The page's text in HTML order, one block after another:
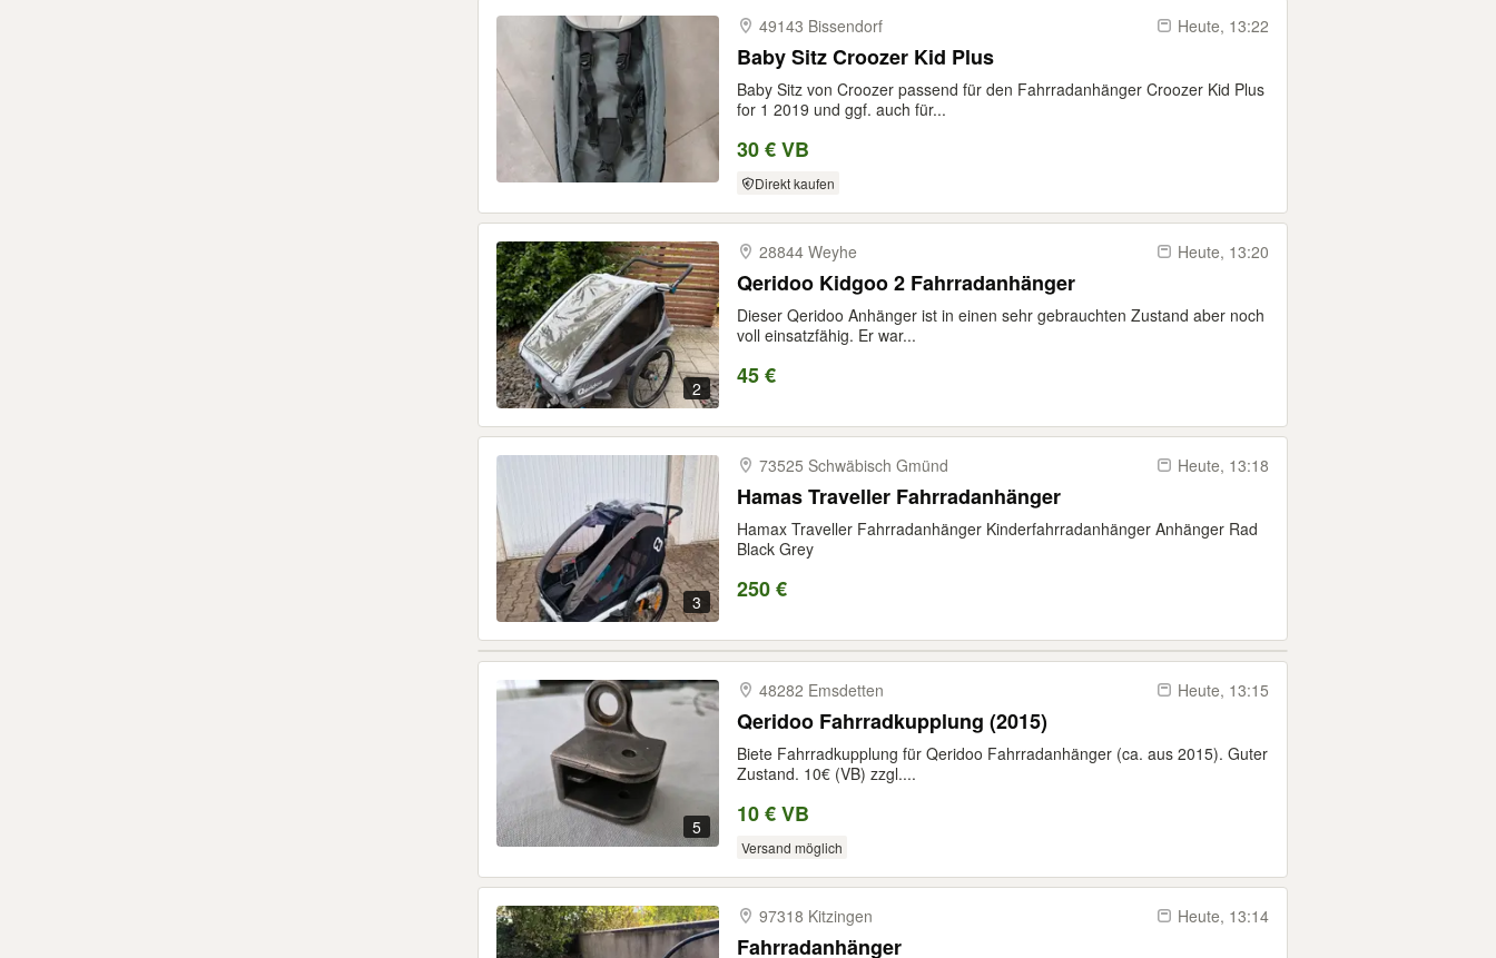
49143 Bissendorf Heute, 13:22
Baby Sitz Croozer Kid Plus
Baby Sitz von Croozer passend für den Fahrradanhänger Croozer Kid Plus
for 1 2019 und ggf. auch für...
30 € VB
Direkt kaufen
2
28844 Weyhe Heute, 13:20
Qeridoo Kidgoo 2 Fahrradanhänger
Dieser Qeridoo Anhänger ist in einen sehr gebrauchten Zustand aber noch
voll einsatzfähig. Er war...
45 €
3
73525 Schwäbisch Gmünd Heute, 13:18
Hamas Traveller Fahrradanhänger
Hamax Traveller Fahrradanhänger Kinderfahrradanhänger Anhänger Rad
Black Grey
250 €
5
48282 Emsdetten Heute, 13:15
Qeridoo Fahrradkupplung (2015)
Biete Fahrradkupplung für Qeridoo Fahrradanhänger (ca. aus 2015). Guter
Zustand. 10€ (VB) zzgl....
10 € VB
Versand möglich
97318 Kitzingen Heute, 13:14
Fahrradanhänger